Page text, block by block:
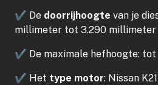
✔ De doorrijhoogte van je
millimeter tot 3.290 millimeter
✔ De maximale hefhoogte:
✔ Het type motor: Nissan